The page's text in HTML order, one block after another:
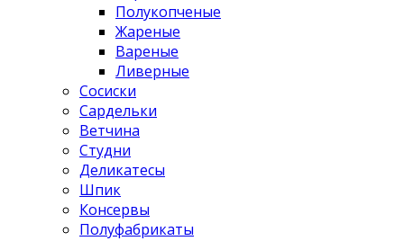
Полукопченые
Жареные
Вареные
Ливерные
Сосиски
Сардельки
Ветчина
Студни
Деликатесы
Шпик
Консервы
Полуфабрикаты